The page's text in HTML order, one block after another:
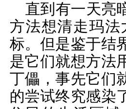
直到有一天亮
方法想清走玛
标。但是鉴于结
是它们就想方法
丁儡，事先它们
的尝试终究感染